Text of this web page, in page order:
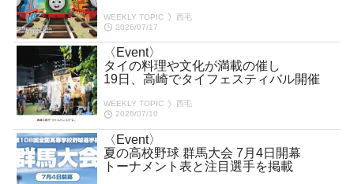
WEEKLY TOPIC
西毛
2026/07/17
〈Event〉
タイの料理や文化が満載の催し
19日、高崎でタイフェスティバル開催
WEEKLY TOPIC
西毛
2026/07/10
〈Event〉
夏の高校野球 群馬大会 7月4日開幕
トーナメント表と注目選手を掲載